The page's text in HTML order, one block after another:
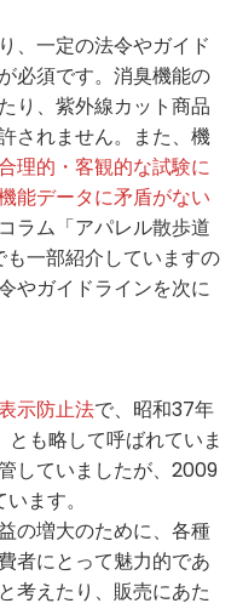
、一定の法令やガイド
必須です。消臭機能の
り、紫外線カット商品
されません。また、機
理的・客観的な試験に
能データに矛盾がない
ラム「アパレル散歩道
一部紹介していますの
やガイドラインを次に
示防止法で、昭和37年
も略して呼ばれていま
していましたが、2009
ます。
の増大のために、各種
者にとって魅力的であ
考えたり、販売にあた